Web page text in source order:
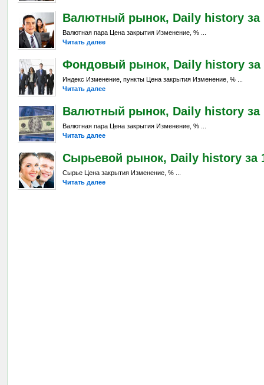
Валютный рынок, Daily history за
Валютная пара Цена закрытия Изменение, % ...
Читать далее
Фондовый рынок, Daily history за
Индекс Изменение, пункты Цена закрытия Изменение, % ...
Читать далее
Валютный рынок, Daily history за
Валютная пара Цена закрытия Изменение, % ...
Читать далее
Сырьевой рынок, Daily history за
Сырье Цена закрытия Изменение, % ...
Читать далее